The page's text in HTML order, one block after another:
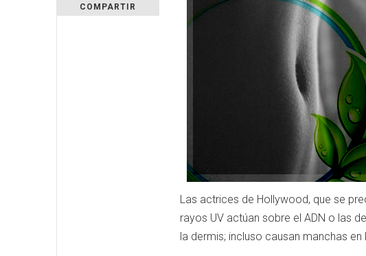
COMPARTIR
Las actrices de Hollywood, que se
rayos UV actúan sobre el ADN o las
la dermis; incluso causan manchas